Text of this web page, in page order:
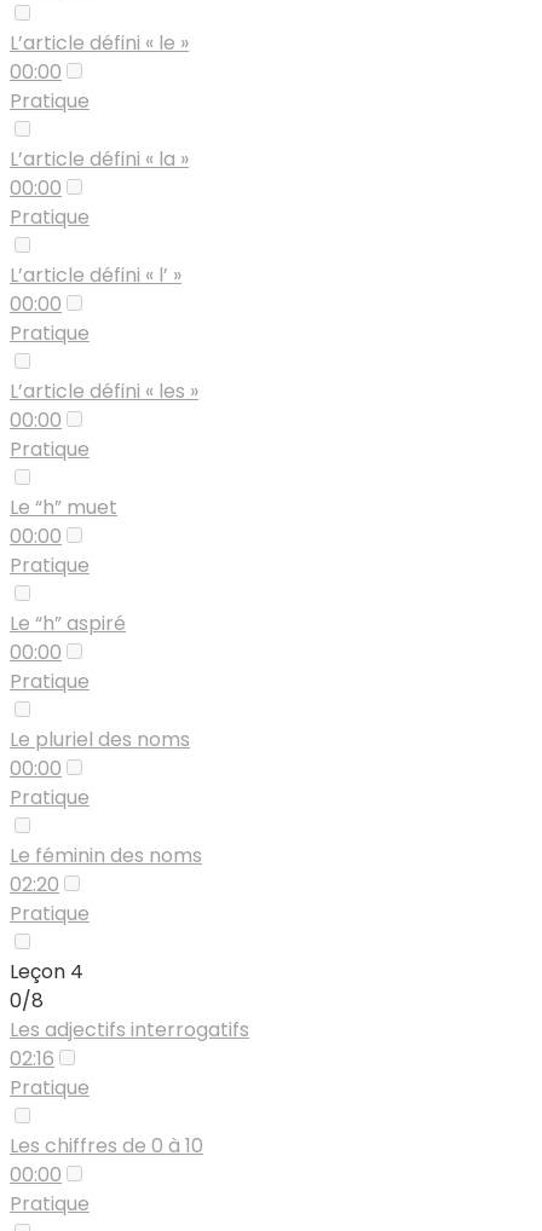
L’article défini « le »
00:00
Pratique
L’article défini « la »
00:00
Pratique
L’article défini « l’ »
00:00
Pratique
L’article défini « les »
00:00
Pratique
Le “h” muet
00:00
Pratique
Le “h” aspiré
00:00
Pratique
Le pluriel des noms
00:00
Pratique
Le féminin des noms
02:20
Pratique
Leçon 4
0/8
Les adjectifs interrogatifs
02:16
Pratique
Les chiffres de 0 à 10
00:00
Pratique